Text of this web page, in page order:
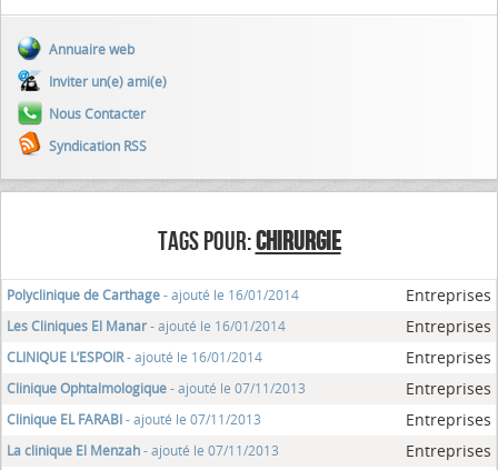
Annuaire web
Inviter un(e) ami(e)
Nous Contacter
Syndication RSS
TAGS POUR:CHIRURGIE
Polyclinique de Carthage- ajouté le 16/01/2014 Entreprises
Les Cliniques El Manar- ajouté le 16/01/2014 Entreprises
CLINIQUE L’ESPOIR- ajouté le 16/01/2014 Entreprises
Clinique Ophtalmologique- ajouté le 07/11/2013 Entreprises
Clinique EL FARABI- ajouté le 07/11/2013 Entreprises
La clinique El Menzah- ajouté le 07/11/2013 Entreprises